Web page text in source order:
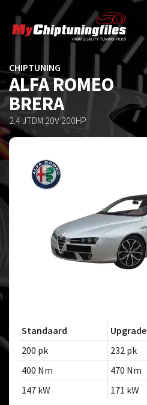
CHIPTUNING
ALFA ROMEO
BRERA
2.4 JTDM 20V 200HP
Standaard Upgrade
200 pk
232 pk
400 Nm
470 Nm
147 kW
171 kW